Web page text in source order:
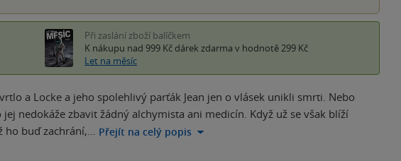
Při zaslání zboží balíčkem
K nákupu nad 999 Kč dárek zdarma v hodnotě 299 Kč
Let na měsíc
a Locke a jeho spolehlivý parťák Jean jen o vlásek unikli smrti. Nebo
nedokáže zbavit žádný alchymista ani medicín. Když už se však blíží
ho buď zachrání,… Přejít na celý popis